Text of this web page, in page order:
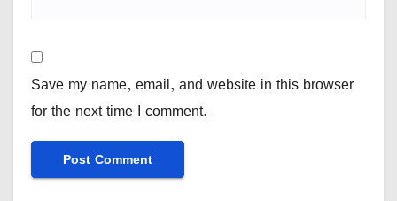
Save my name, email, and website in this browser
for the next time I comment.